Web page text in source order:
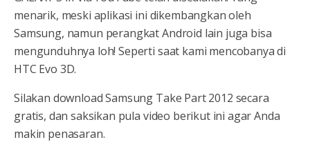
menarik, meski aplikasi ini dikembangkan oleh
Samsung, namun perangkat Android lain juga bisa
mengunduhnya loh! Seperti saat kami mencobanya di
HTC Evo 3D.
Silakan download Samsung Take Part 2012 secara
gratis, dan saksikan pula video berikut ini agar Anda
makin penasaran.